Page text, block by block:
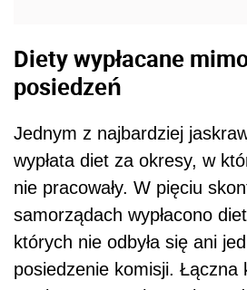
Diety wypłacane
posiedzeń
Jednym z najbardziej
wypłata diet za okresy, w
nie pracowały. W pięciu
samorządach wypłacono
których nie odbyła się ani
posiedzenie komisji. Łączna